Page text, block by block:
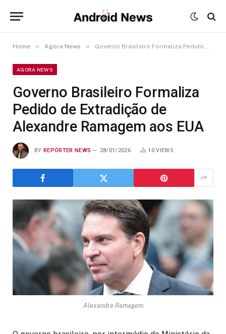
Home » Agora News » Governo Brasileiro Formaliza Pedido de Extradição de Alexandre Ramagem aos EUA
AGORA NEWS
Governo Brasileiro Formaliza
Pedido de Extradição de
Alexandre Ramagem aos EUA
BY REPÓRTER NEWS 28/01/2026 10VIEWS
Alexandre Ramagem